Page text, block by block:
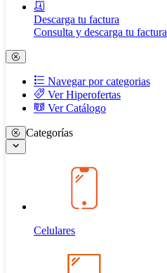
Descarga tu factura
Consulta y descarga tu factura
Navegar por categorias
Ver Hiperofertas
Ver Catálogo
Categorías
Celulares